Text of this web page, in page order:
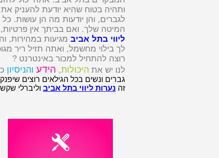
ותהיה בטוח שהיא יודעת להעניק
לגברים, והן יודעות מה הן עושות.
המיטה שלך. ואם בביתך אין
ליווי בתל אביב מגיעות במהירות,
לך בילוי מחשמל, ואתה תזיל ריר
רוצה להתחיל למכור באינטרנט ?
לנו יש את היכולות, הידע והניסיון
גברים ונשים בכל הגילאים רוצים
זה נערות ליווי בתל אביב וליברלי